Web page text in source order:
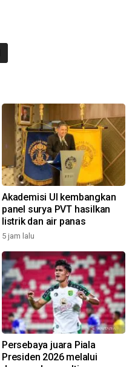
Akademisi UI kembangkan
panel surya PVT hasilkan
listrik dan air panas
5 jam lalu
Persebaya juara Piala
Presiden 2026 melalui